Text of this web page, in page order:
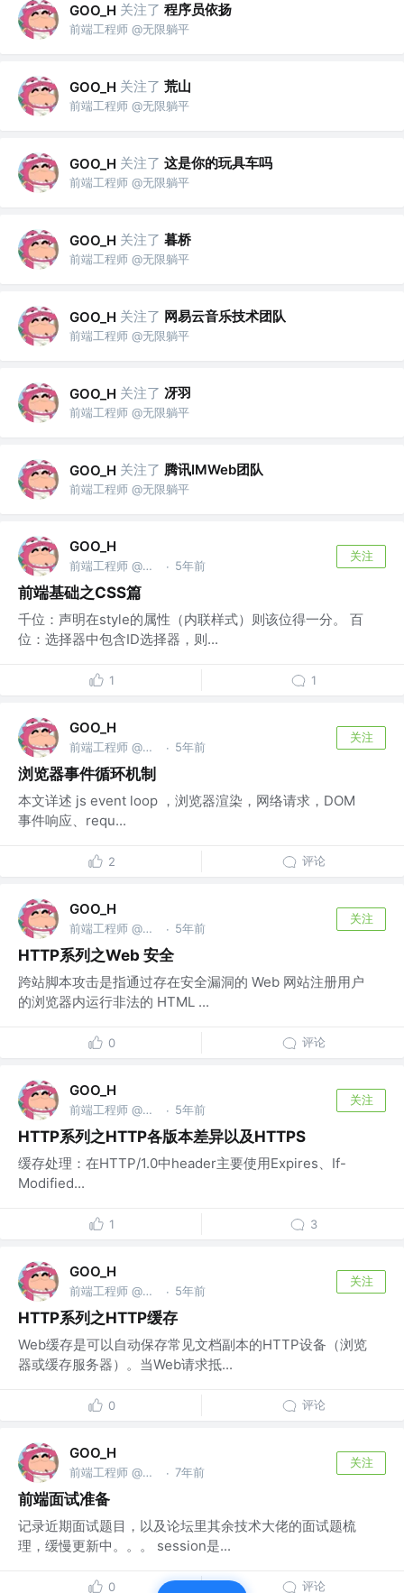
GOO_H 关注了 程序员依扬
前端工程师 @无限躺平
GOO_H 关注了 荒山
前端工程师 @无限躺平
GOO_H 关注了 这是你的玩具车吗
前端工程师 @无限躺平
GOO_H 关注了 暮桥
前端工程师 @无限躺平
GOO_H 关注了 网易云音乐技术团队
前端工程师 @无限躺平
GOO_H 关注了 冴羽
前端工程师 @无限躺平
GOO_H 关注了 腾讯IMWeb团队
前端工程师 @无限躺平
GOO_H
前端工程师 @无限躺平 · 5年前
关注
前端基础之CSS篇
千位：声明在style的属性（内联样式）则该位得一分。 百
位：选择器中包含ID选择器，则...
1 1
GOO_H
前端工程师 @无限躺平 · 5年前
关注
浏览器事件循环机制
本文详述 js event loop ，浏览器渲染，网络请求，DOM
事件响应、requ...
2 评论
GOO_H
前端工程师 @无限躺平 · 5年前
关注
HTTP系列之Web 安全
跨站脚本攻击是指通过存在安全漏洞的 Web 网站注册用户
的浏览器内运行非法的 HTML ...
0 评论
GOO_H
前端工程师 @无限躺平 · 5年前
关注
HTTP系列之HTTP各版本差异以及HTTPS
缓存处理：在HTTP/1.0中header主要使用Expires、If-
Modified...
1 3
GOO_H
前端工程师 @无限躺平 · 5年前
关注
HTTP系列之HTTP缓存
Web缓存是可以自动保存常见文档副本的HTTP设备（浏览
器或缓存服务器）。当Web请求抵...
0 评论
GOO_H
前端工程师 @无限躺平 · 7年前
关注
前端面试准备
记录近期面试题目，以及论坛里其余技术大佬的面试题梳
理，缓慢更新中。。。 session是...
0
评论